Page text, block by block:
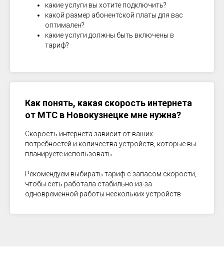
какие услуги вы хотите подключить?
какой размер абонентской платы для вас
оптимален?
какие услуги должны быть включены в
тариф?
Как понять, какая скорость интернета
от МТС в Новокузнецке мне нужна?
Скорость интернета зависит от ваших
потребностей и количества устройств, которые вы
планируете использовать.
Рекомендуем выбирать тариф с запасом скорости,
чтобы сеть работала стабильно из-за
одновременной работы нескольких устройств